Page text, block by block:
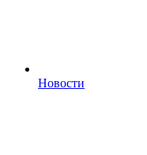
Новости